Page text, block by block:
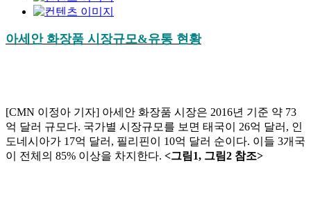
아세안 화장품 시장규모&유통 현황
[CMN 이정아 기자] 아세안 화장품 시장은 2016년 기준 약 73
억 달러 규모다. 국가별 시장규모를 보면 태국이 26억 달러, 인
도네시아가 17억 달러, 필리핀이 10억 달러 순이다. 이들 3개국
이 전체의 85% 이상을 차지한다. <그림1, 그림2 참조>